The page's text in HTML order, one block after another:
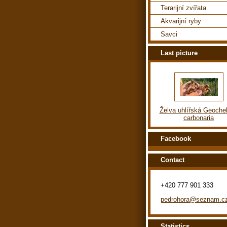
Terarijní zvířata
Akvarijní ryby
Savci
Last picture
Želva uhlířská
carbonaria
Facebook
Contact
+420 777 901 333